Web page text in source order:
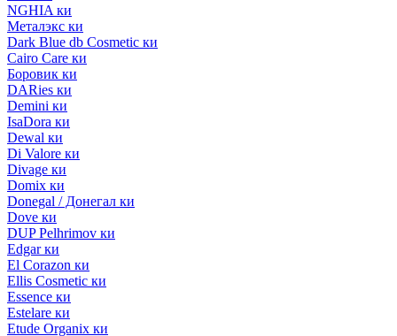
NGHIA ки
Металэкс ки
Dark Blue db Cosmetic ки
Cairo Care ки
Боровик ки
DARies ки
Demini ки
IsaDora ки
Dewal ки
Di Valore ки
Divage ки
Domix ки
Donegal / Донегал ки
Dove ки
DUP Pelhrimov ки
Edgar ки
El Corazon ки
Ellis Cosmetic ки
Essence ки
Estelare ки
Etude Organix ки